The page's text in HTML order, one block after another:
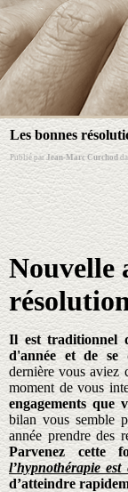
Les bonnes
Publié parJean-Marc Curchod
Nouvelle
Il est traditionnel
d'année et de se
dernière vous aviez
moment de vous
engagements que
bilan vous semble
année prendre des
Parvenez cette
l’hypnothérapie
d’atteindre